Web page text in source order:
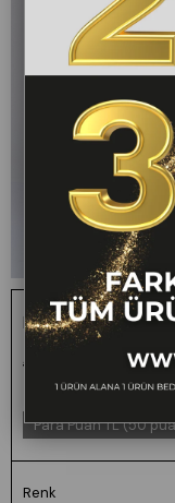
Rosaria Balon Form
₺2.400,00
Para Puan TL (50
Renk